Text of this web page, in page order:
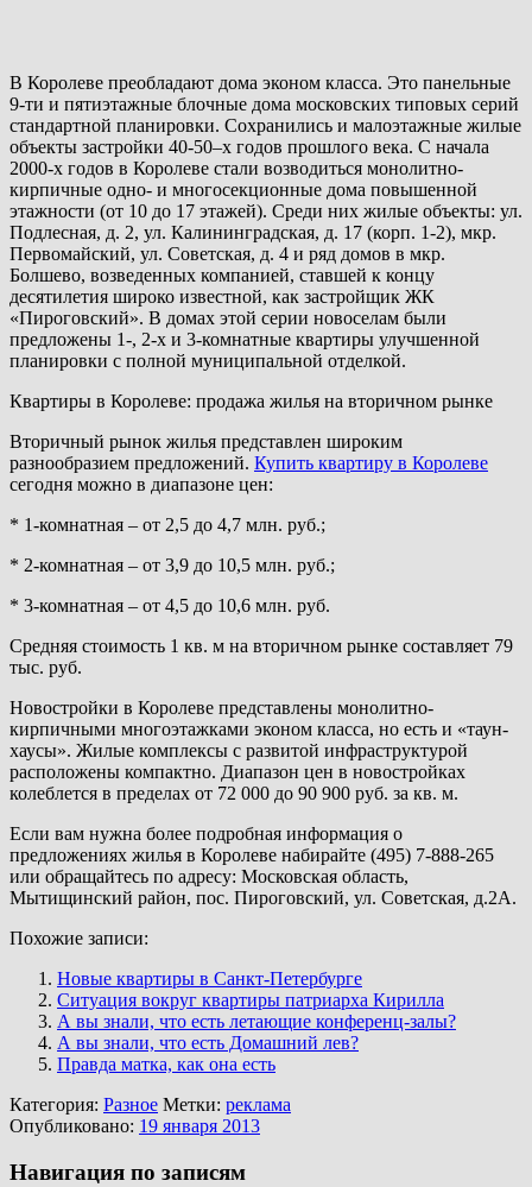
В Королеве преобладают дома эконом класса. Это панельные
9-ти и пятиэтажные блочные дома московских типовых серий
стандартной планировки. Сохранились и малоэтажные жилые
объекты застройки 40-50–х годов прошлого века. С начала
2000-х годов в Королеве стали возводиться монолитно-
кирпичные одно- и многосекционные дома повышенной
этажности (от 10 до 17 этажей). Среди них жилые объекты: ул.
Подлесная, д. 2, ул. Калининградская, д. 17 (корп. 1-2), мкр.
Первомайский, ул. Советская, д. 4 и ряд домов в мкр.
Болшево, возведенных компанией, ставшей к концу
десятилетия широко известной, как застройщик ЖК
«Пироговский». В домах этой серии новоселам были
предложены 1-, 2-х и 3-комнатные квартиры улучшенной
планировки с полной муниципальной отделкой.
Квартиры в Королеве: продажа жилья на вторичном рынке
Вторичный рынок жилья представлен широким
разнообразием предложений. Купить квартиру в Королеве
сегодня можно в диапазоне цен:
* 1-комнатная – от 2,5 до 4,7 млн. руб.;
* 2-комнатная – от 3,9 до 10,5 млн. руб.;
* 3-комнатная – от 4,5 до 10,6 млн. руб.
Средняя стоимость 1 кв. м на вторичном рынке составляет 79
тыс. руб.
Новостройки в Королеве представлены монолитно-
кирпичными многоэтажками эконом класса, но есть и «таун-
хаусы». Жилые комплексы с развитой инфраструктурой
расположены компактно. Диапазон цен в новостройках
колеблется в пределах от 72 000 до 90 900 руб. за кв. м.
Если вам нужна более подробная информация о
предложениях жилья в Королеве набирайте (495) 7-888-265
или обращайтесь по адресу: Московская область,
Мытищинский район, пос. Пироговский, ул. Советская, д.2А.
Похожие записи:
Новые квартиры в Санкт-Петербурге
Ситуация вокруг квартиры патриарха Кирилла
А вы знали, что есть летающие конференц-залы?
А вы знали, что есть Домашний лев?
Правда матка, как она есть
Категория: Разное Метки: реклама
Опубликовано: 19 января 2013
Навигация по записям